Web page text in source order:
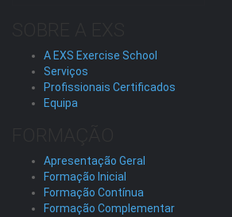
A EXS Exercise School
Serviços
Profissionais Certificados
Equipa
Apresentação Geral
Formação Inicial
Formação Contínua
Formação Complementar